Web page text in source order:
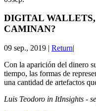
DIGITAL
CAMINAN?
09 sep., 2019 | Return|
Con la aparición del dinero
tiempo, las formas de
una cantidad de artefactos
Luis Teodoro in ItInsights -